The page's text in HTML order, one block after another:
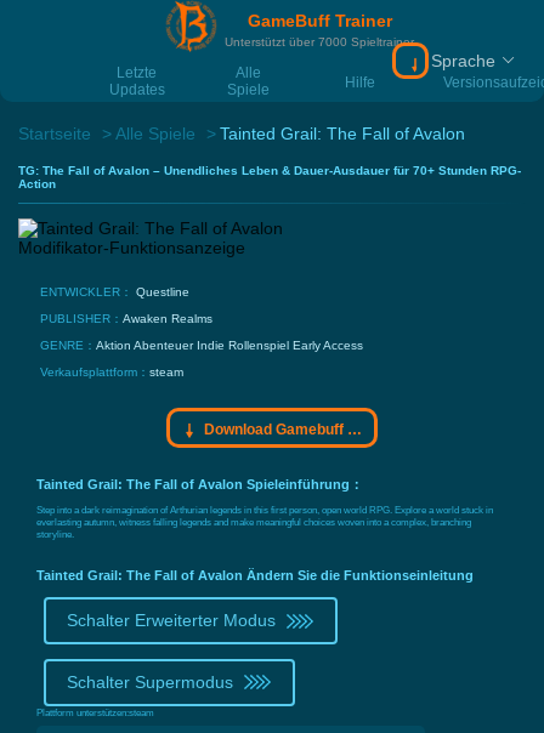
GameBuff Trainer
Unterstützt über 7000 Spieltrainer
Letzte
Updates
Alle
Spiele
Hilfe
Download
Sprache
Startseite Alle Spiele Tainted Grail: The Fall of Avalon
TG: The Fall of Avalon – Unendliches Leben & Dauer-Ausdauer für 70+ Stunden RPG-
Action
ENTWICKLER： Questline
PUBLISHER： Awaken Realms
GENRE： Aktion AbenteuerIndie RollenspielEarly Access
Verkaufsplattform： steam
Download Gamebuff Trainer
Tainted Grail: The Fall of Avalon Spieleinführung：
Step into a dark reimagination of Arthurian legends in this first person, open world RPG. Explore a world stuck in
everlasting autumn, witness falling legends and make meaningful choices woven into a complex, branching
storyline.
Tainted Grail: The Fall of Avalon Ändern Sie die Funktionseinleitung
Schalter Erweiterter Modus
Schalter Supermodus
Plattform unterstützen:steam